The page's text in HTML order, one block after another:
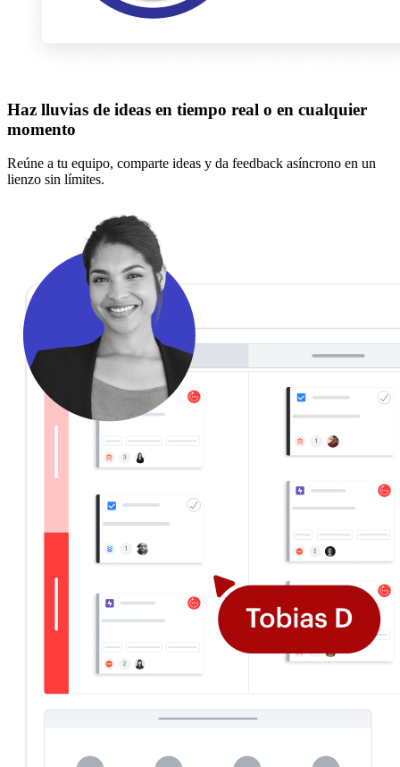
Haz lluvias de ideas en tiempo real o en cualquier
momento
Reúne a tu equipo, comparte ideas y da feedback asíncrono en un
lienzo sin límites.